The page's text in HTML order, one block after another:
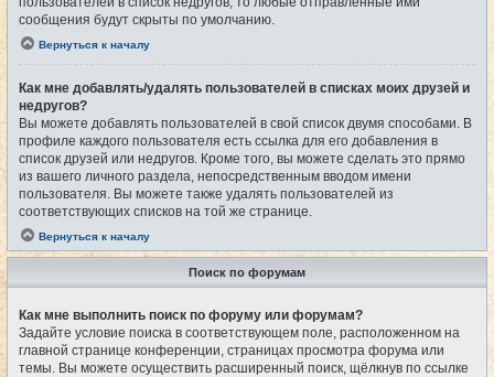
сообщения будут скрыты по умолчанию.
Вернуться к началу
Как мне добавлять/удалять пользователей в списках моих друзей и
недругов?
Вы можете добавлять пользователей в свой список двумя способами. В
профиле каждого пользователя есть ссылка для его добавления в
список друзей или недругов. Кроме того, вы можете сделать это прямо
из вашего личного раздела, непосредственным вводом имени
пользователя. Вы можете также удалять пользователей из
соответствующих списков на той же странице.
Вернуться к началу
Поиск по форумам
Как мне выполнить поиск по форуму или форумам?
Задайте условие поиска в соответствующем поле, расположенном на
главной странице конференции, страницах просмотра форума или
темы. Вы можете осуществить расширенный поиск, щёлкнув по ссылке